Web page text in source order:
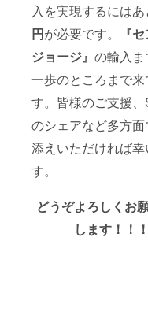
入を実現するにはあ
円が必要です。
『
ジョージ』 の輸入ま
一歩のところまで来
す。皆様のご支援
のシェアなど多方面
添えいただければ
す。
どうぞよろしくお
します！！！